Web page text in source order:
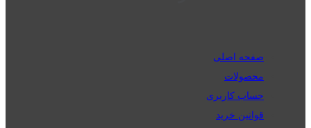
صفحه اصلی
محصولات
حساب کاربری
قوانین خرید